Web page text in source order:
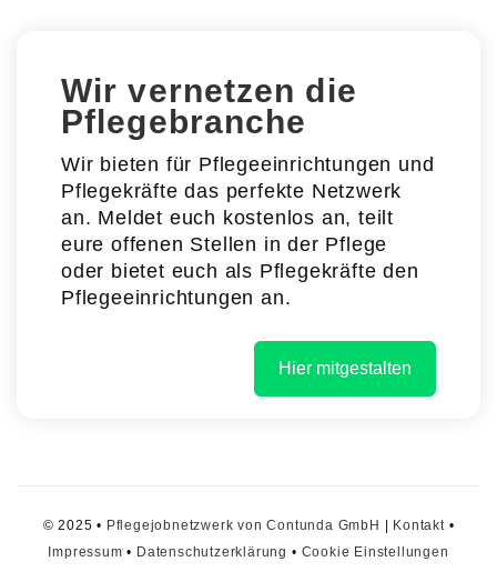
Wir vernetzen die
Pflegebranche
Wir bieten für Pflegeeinrichtungen und
Pflegekräfte das perfekte Netzwerk
an. Meldet euch kostenlos an, teilt
eure offenen Stellen in der Pflege
oder bietet euch als Pflegekräfte den
Pflegeeinrichtungen an.
Hier mitgestalten
© 2025 • Pflegejobnetzwerk von Contunda GmbH Kontakt•
Impressum • Datenschutzerklärung • Cookie Einstellungen